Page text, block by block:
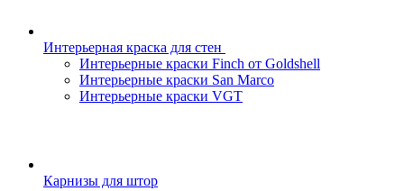
Интерьерная краска для стен
Интерьерные краски Finch от Goldshell
Интерьерные краски San Marco
Интерьерные краски VGT
Карнизы для штор